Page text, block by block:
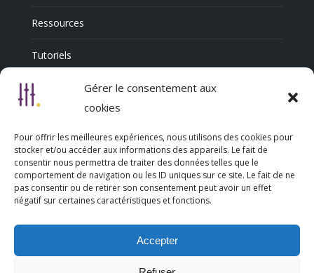
Gérer le consentement aux
cookies
Pour offrir les meilleures expériences, nous utilisons des cookies pour
stocker et/ou accéder aux informations des appareils. Le fait de
consentir nous permettra de traiter des données telles que le
comportement de navigation ou les ID uniques sur ce site. Le fait de ne
pas consentir ou de retirer son consentement peut avoir un effet
négatif sur certaines caractéristiques et fonctions.
Accepter
Ressources
Tutoriels
Annuaire Professionnel
Nous découvrir
Qui sommes-nous
L’association Trésorsmédia